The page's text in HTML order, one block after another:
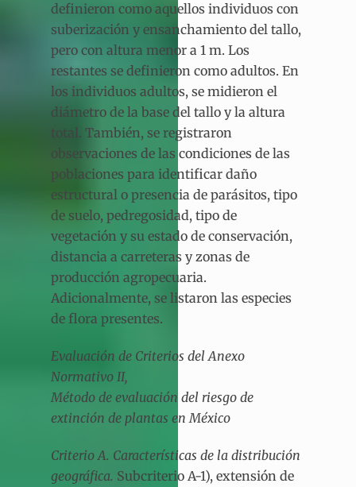
definieron como aquellos individuos con
suberización y ensanchamiento del tallo,
pero con altura menor a 1 m. Los
restantes se definieron como adultos. En
los individuos adultos, se midieron el
diámetro de la base del tallo y la altura
total. También, se registraron
observaciones de las condiciones de las
poblaciones para identificar daño
estructural o presencia de parásitos, tipo
de suelo, pedregosidad, tipo de
vegetación y su estado de conservación,
distancia a carreteras y zonas de
producción agropecuaria.
Adicionalmente, se listaron las especies
de flora presentes.
Evaluación de Criterios del Anexo
Normativo II,
Método de evaluación del riesgo de
extinción de plantas en México
Criterio A. Características de la distribución
geográfica. Subcriterio A-1), extensión de